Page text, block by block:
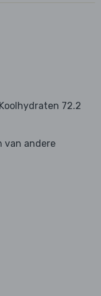
Koolhydraten 72.2
van andere